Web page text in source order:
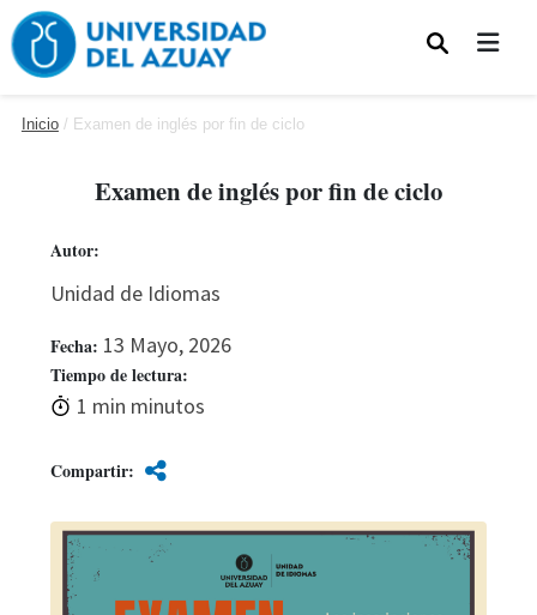
Pasar al contenido principal
Inicio Examen de inglés por fin de ciclo
Examen de inglés por fin de ciclo
Autor:
Unidad de Idiomas
Fecha: 13 Mayo, 2026
Tiempo de lectura:
1 min minutos
Compartir: